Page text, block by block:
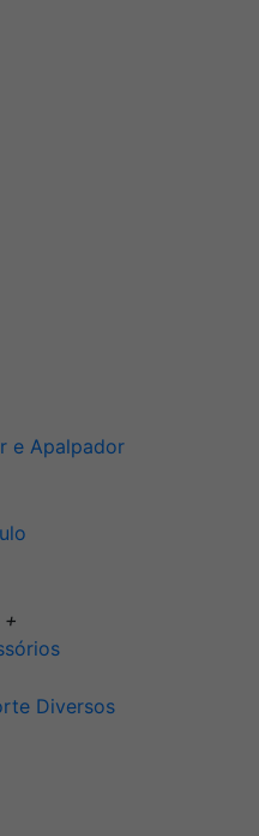
e Apalpador
+
Diversos